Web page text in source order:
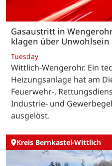
Gasaustritt in
klagen über Unwohlsein
Tuesday
Wittlich-Wengerohr. Ein
Heizungsanlage hat am
Feuerwehr-,
Industrie- und
ausgelöst.
Kreis Bernkastel-Wittlich